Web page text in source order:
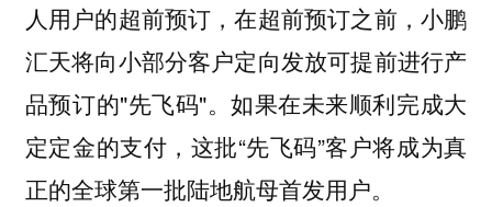
人用户的超前预订，在超前预订之前，小鹏
汇天将向小部分客户定向发放可提前进行产
品预订的"先飞码"。如果在未来顺利完成大
定定金的支付，这批“先飞码”客户将成为真
正的全球第一批陆地航母首发用户。